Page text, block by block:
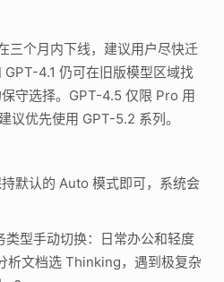
三个月内下线，建议用户尽快迁
4.1 仍可在旧版模型区域找
守选择。GPT-4.5 仅限 Pro 用
议优先使用 GPT-5.2 系列。
默认的 Auto 模式即可，系统会
型手动切换：日常办公和轻度
析文档选 Thinking，遇到极复杂